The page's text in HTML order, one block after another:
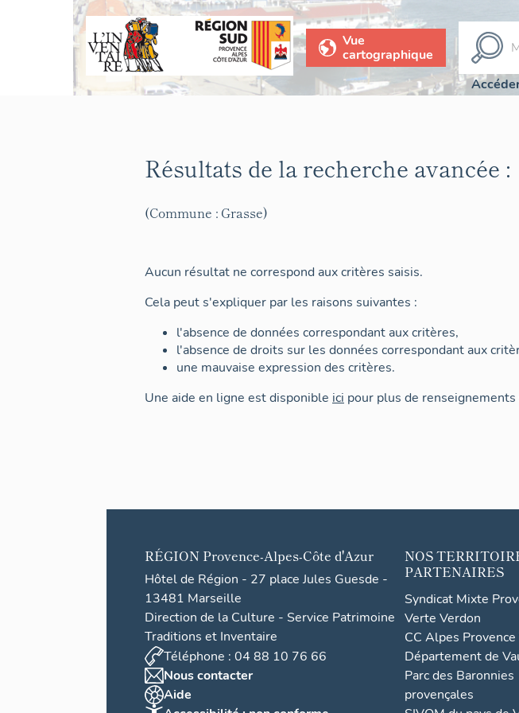
Vue
cartographique
Résultats de la recherche avancée :
(Commune : Grasse)
Aucun résultat ne correspond aux critères saisis.
Cela peut s'expliquer par les raisons suivantes :
l'absence de données correspondant aux critères,
l'absence de droits sur les données correspondant aux
une mauvaise expression des critères.
Une aide en ligne est disponible ici pour plus de
RÉGION Provence-Alpes-Côte d'Azur
Hôtel de Région - 27 place Jules Guesde -
13481 Marseille
Direction de la Culture - Service Patrimoine
Traditions et Inventaire
Téléphone : 04 88 10 76 66
Nous contacter
Aide
NOS
PARTENAIRES
Syndicat Mixte
Verte Verdon
CC Alpes
Département de
Parc des Baronnies
provençales